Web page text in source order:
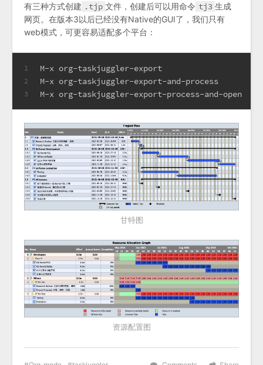
有三种方式创建 .tjp 文件，创建后可以用命令 tj3 生成
网页。在版本3以后已经没有Native的GUI了，我们只有
web模式，可更容易适配多个平台：
1
2
3
M-x org-taskjuggler-export                   ;;
M-x org-taskjuggler-export-and-process       ;;
M-x org-taskjuggler-export-process-and-open  ;;
甘特图
资源配置图